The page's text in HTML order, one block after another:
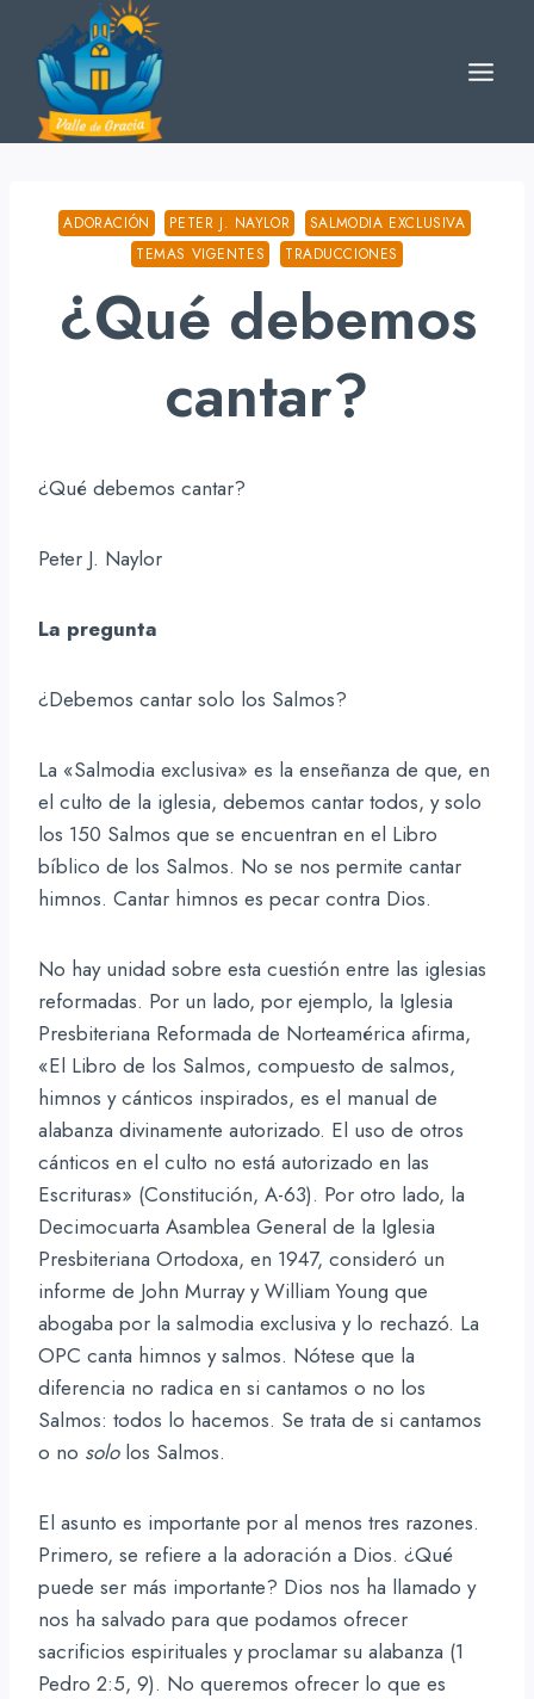
content
ADORACIÓN PETER J. NAYLOR
SALMODIA EXCLUSIVA
TEMAS VIGENTES
TRADUCCIONES
¿Qué debemos
cantar?
¿Qué debemos cantar?
Peter J. Naylor
La pregunta
¿Debemos cantar solo los Salmos?
La «Salmodia exclusiva» es la enseñanza de que, en
el culto de la iglesia, debemos cantar todos, y solo
los 150 Salmos que se encuentran en el Libro
bíblico de los Salmos. No se nos permite cantar
himnos. Cantar himnos es pecar contra Dios.
No hay unidad sobre esta cuestión entre las iglesias
reformadas. Por un lado, por ejemplo, la Iglesia
Presbiteriana Reformada de Norteamérica afirma,
«El Libro de los Salmos, compuesto de salmos,
himnos y cánticos inspirados, es el manual de
alabanza divinamente autorizado. El uso de otros
cánticos en el culto no está autorizado en las
Escrituras» (Constitución, A-63). Por otro lado, la
Decimocuarta Asamblea General de la Iglesia
Presbiteriana Ortodoxa, en 1947, consideró un
informe de John Murray y William Young que
abogaba por la salmodia exclusiva y lo rechazó. La
OPC canta himnos y salmos. Nótese que la
diferencia no radica en si cantamos o no los
Salmos: todos lo hacemos. Se trata de si cantamos
o no sololos Salmos.
El asunto es importante por al menos tres razones.
Primero, se refiere a la adoración a Dios. ¿Qué
puede ser más importante? Dios nos ha llamado y
nos ha salvado para que podamos ofrecer
sacrificios espirituales y proclamar su alabanza (1
Pedro 2:5, 9). No queremos ofrecer lo que es